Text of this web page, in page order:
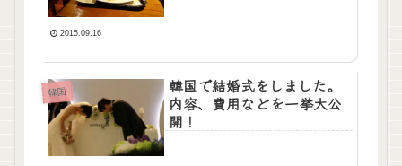
2015.09.16
韓国
韓国で結婚式をしました。
内容、費用などを一挙大公
開！